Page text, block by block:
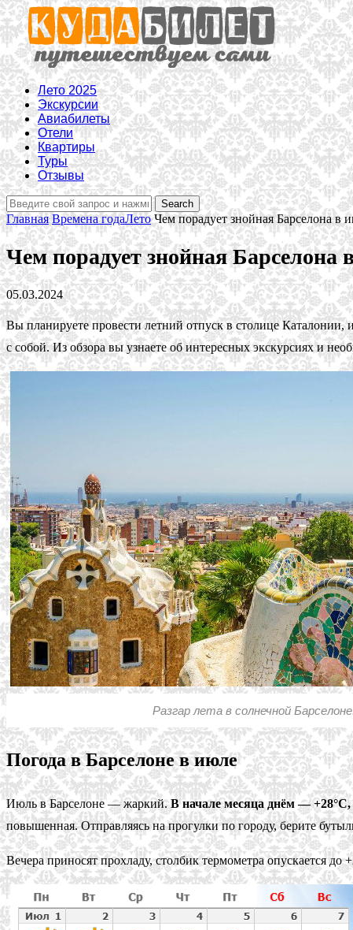
Лето 2025
Экскурсии
Авиабилеты
Отели
Квартиры
Туры
Отзывы
Главная Времена годаЛето Чем порадует знойная Барселона в
Чем порадует знойная Барселона
05.03.2024
Вы планируете провести летний отпуск в столице Каталонии,
с собой. Из обзора вы узнаете об интересных экскурсиях и
Разгар лета в солнечной
Погода в Барселоне в июле
Июль в Барселоне — жаркий.В начале месяца днём —
повышенная. Отправляясь на прогулки по городу, берите
Вечера приносят прохладу, столбик термометра опускается